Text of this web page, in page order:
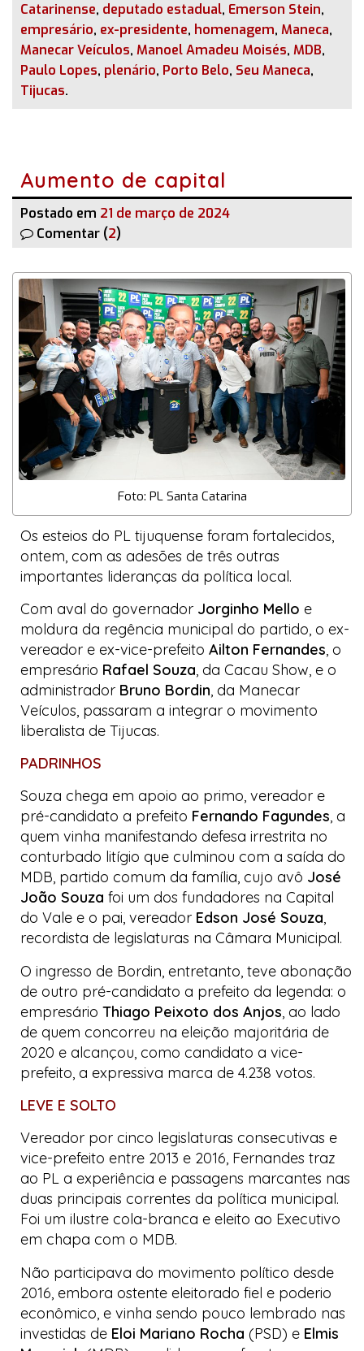
Catarinense, deputado estadual, Emerson Stein,
empresário, ex-presidente, homenagem, Maneca,
Manecar Veículos, Manoel Amadeu Moisés, MDB,
Paulo Lopes, plenário, Porto Belo, Seu Maneca,
Tijucas.
Aumento de capital
Postado em 21 de março de 2024
Comentar (2)
Foto: PL Santa Catarina
Os esteios do PL tijuquense foram fortalecidos,
ontem, com as adesões de três outras
importantes lideranças da política local.
Com aval do governador Jorginho Mello e
moldura da regência municipal do partido, o ex-
vereador e ex-vice-prefeito Ailton Fernandes, o
empresário Rafael Souza, da Cacau Show, e o
administrador Bruno Bordin, da Manecar
Veículos, passaram a integrar o movimento
liberalista de Tijucas.
PADRINHOS
Souza chega em apoio ao primo, vereador e
pré-candidato a prefeito Fernando Fagundes, a
quem vinha manifestando defesa irrestrita no
conturbado litígio que culminou com a saída do
MDB, partido comum da família, cujo avô José
João Souza foi um dos fundadores na Capital
do Vale e o pai, vereador Edson José Souza,
recordista de legislaturas na Câmara Municipal.
O ingresso de Bordin, entretanto, teve abonação
de outro pré-candidato a prefeito da legenda: o
empresário Thiago Peixoto dos Anjos, ao lado
de quem concorreu na eleição majoritária de
2020 e alcançou, como candidato a vice-
prefeito, a expressiva marca de 4.238 votos.
LEVE E SOLTO
Vereador por cinco legislaturas consecutivas e
vice-prefeito entre 2013 e 2016, Fernandes traz
ao PL a experiência e passagens marcantes nas
duas principais correntes da política municipal.
Foi um ilustre cola-branca e eleito ao Executivo
em chapa com o MDB.
Não participava do movimento político desde
2016, embora ostente eleitorado fiel e poderio
econômico, e vinha sendo pouco lembrado nas
investidas de Eloi Mariano Rocha (PSD) e Elmis